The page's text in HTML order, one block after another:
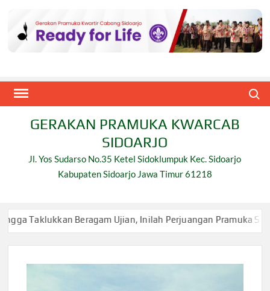
content
GERAKAN PRAMUKA KWARCAB
SIDOARJO
Jl. Yos Sudarso No.35 Ketel Sidoklumpuk Kec. Sidoarjo
Kabupaten Sidoarjo Jawa Timur 61218
Ujian, Inilah Perjuangan Pramuka SMK Plus NU